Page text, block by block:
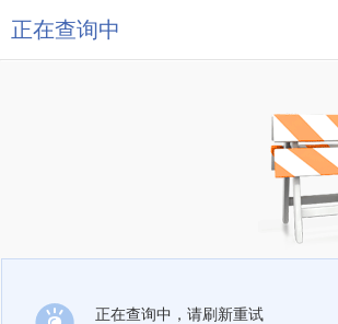
正在查询中
正在查询中，请刷新重试